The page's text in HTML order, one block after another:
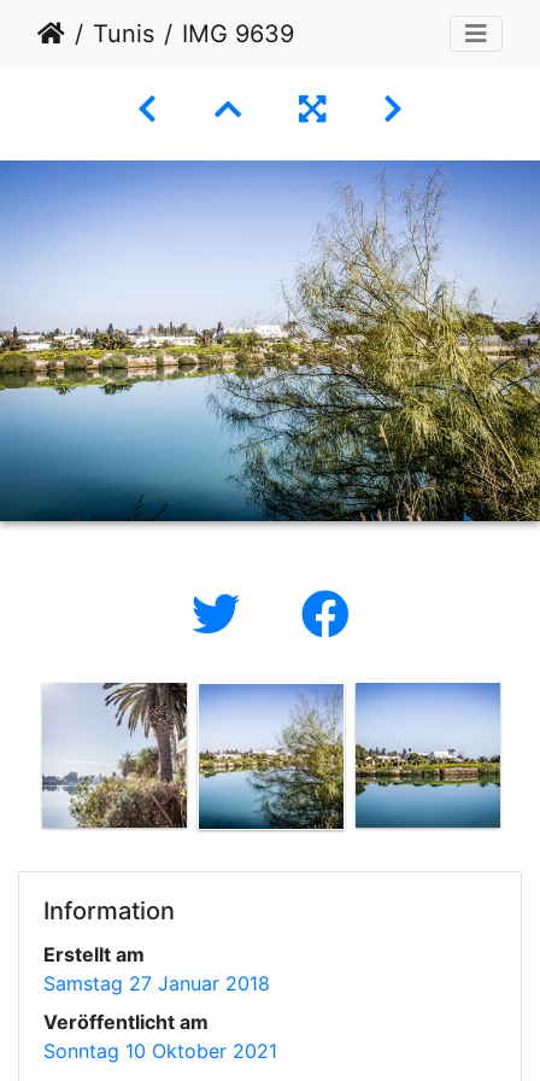
Tunis IMG 9639
Information
Erstellt am
Samstag 27 Januar 2018
Veröffentlicht am
Sonntag 10 Oktober 2021